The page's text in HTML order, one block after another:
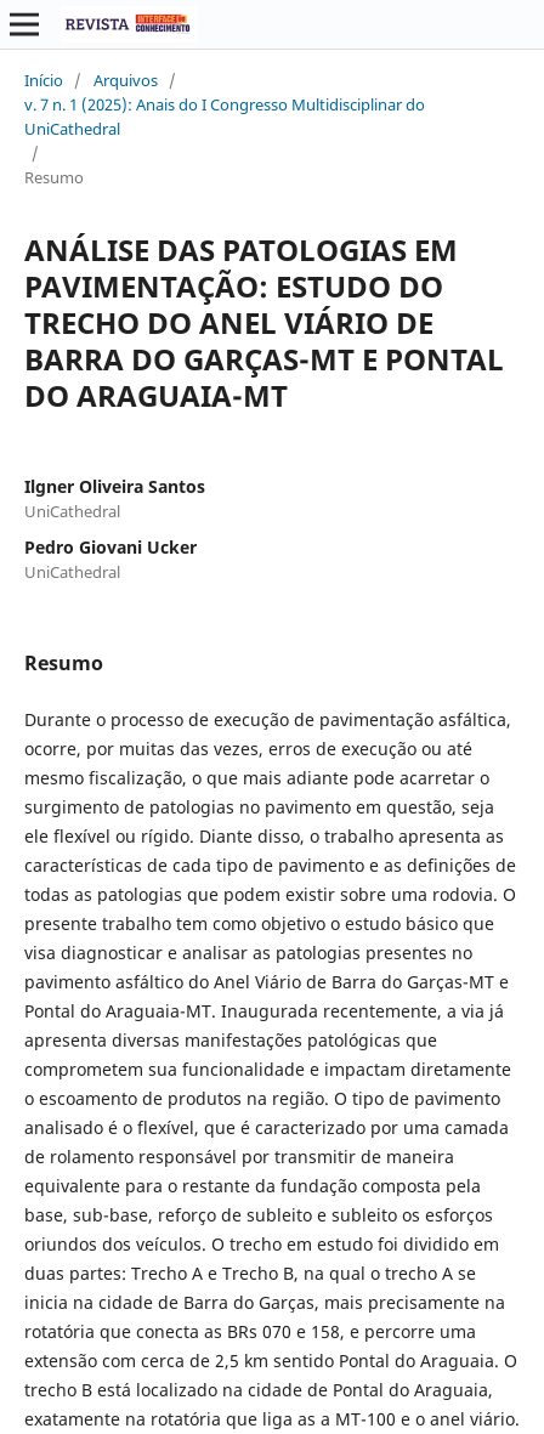
Início / Arquivos /
v. 7 n. 1 (2025): Anais do I Congresso Multidisciplinar do
UniCathedral
/
Resumo
ANÁLISE DAS PATOLOGIAS EM
PAVIMENTAÇÃO: ESTUDO DO
TRECHO DO ANEL VIÁRIO DE
BARRA DO GARÇAS-MT E PONTAL
DO ARAGUAIA-MT
Ilgner Oliveira Santos
UniCathedral
Pedro Giovani Ucker
UniCathedral
Resumo
Durante o processo de execução de pavimentação asfáltica,
ocorre, por muitas das vezes, erros de execução ou até
mesmo fiscalização, o que mais adiante pode acarretar o
surgimento de patologias no pavimento em questão, seja
ele flexível ou rígido. Diante disso, o trabalho apresenta as
características de cada tipo de pavimento e as definições de
todas as patologias que podem existir sobre uma rodovia. O
presente trabalho tem como objetivo o estudo básico que
visa diagnosticar e analisar as patologias presentes no
pavimento asfáltico do Anel Viário de Barra do Garças-MT e
Pontal do Araguaia-MT. Inaugurada recentemente, a via já
apresenta diversas manifestações patológicas que
comprometem sua funcionalidade e impactam diretamente
o escoamento de produtos na região. O tipo de pavimento
analisado é o flexível, que é caracterizado por uma camada
de rolamento responsável por transmitir de maneira
equivalente para o restante da fundação composta pela
base, sub-base, reforço de subleito e subleito os esforços
oriundos dos veículos. O trecho em estudo foi dividido em
duas partes: Trecho A e Trecho B, na qual o trecho A se
inicia na cidade de Barra do Garças, mais precisamente na
rotatória que conecta as BRs 070 e 158, e percorre uma
extensão com cerca de 2,5 km sentido Pontal do Araguaia. O
trecho B está localizado na cidade de Pontal do Araguaia,
exatamente na rotatória que liga as a MT-100 e o anel viário.